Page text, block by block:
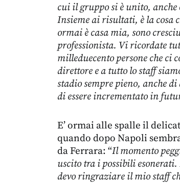
cui il gruppo si è unito,
Insieme ai risultati, è la cosa
ormai è casa mia, sono
professionista. Vi ricordate
milleduecento persone che ci
direttore e a tutto lo staff
stadio sempre pieno, anche
di essere incrementato in
E’ ormai alle spalle il
quando dopo Napoli
da Ferrara: “Il momento
uscito tra i possibili
devo ringraziare il mio staff